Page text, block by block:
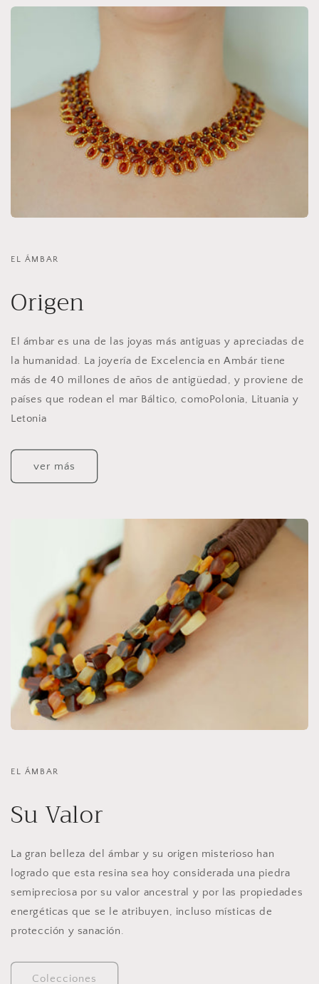
EL ÁMBAR
Origen
El ámbar es una de las joyas más antiguas y apreciadas de
la humanidad. La joyería de Excelencia en Ambár tiene
más de 40 millones de años de antigüedad, y proviene de
países que rodean el mar Báltico, comoPolonia, Lituania y
Letonia
ver más
EL ÁMBAR
Su Valor
La gran belleza del ámbar y su origen misterioso han
logrado que esta resina sea hoy considerada una piedra
semipreciosa por su valor ancestral y por las propiedades
energéticas que se le atribuyen, incluso místicas de
protección y sanación.
Colecciones